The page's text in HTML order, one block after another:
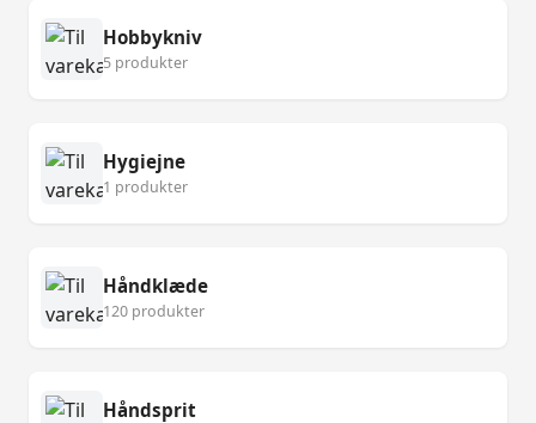
Hobbykniv
5 produkter
Hygiejne
1 produkter
Håndklæde
120 produkter
Håndsprit